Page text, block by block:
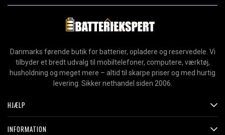
Danmarks førende butik for batterier, opladere og reservedele. Vi
tilbyder et bredt udvalg til mobiltelefoner, computere, værktøj,
husholdning og meget mere – altid til skarpe priser og med hurtig
levering. Sikker nethandel siden 2006.
HJÆLP
INFORMATION